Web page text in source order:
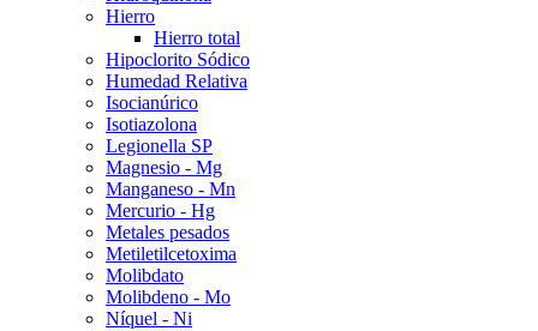
Hierro
Hierro total
Hipoclorito Sódico
Humedad Relativa
Isocianúrico
Isotiazolona
Legionella SP
Magnesio - Mg
Manganeso - Mn
Mercurio - Hg
Metales pesados
Metiletilcetoxima
Molibdato
Molibdeno - Mo
Níquel - Ni